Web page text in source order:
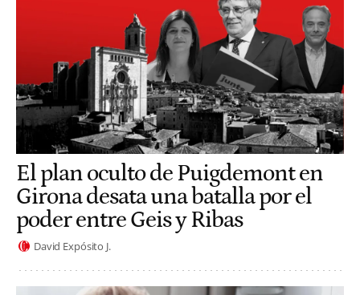
El plan oculto de Puigdemont en
Girona desata una batalla por el
poder entre Geis y Ribas
David Expósito J.